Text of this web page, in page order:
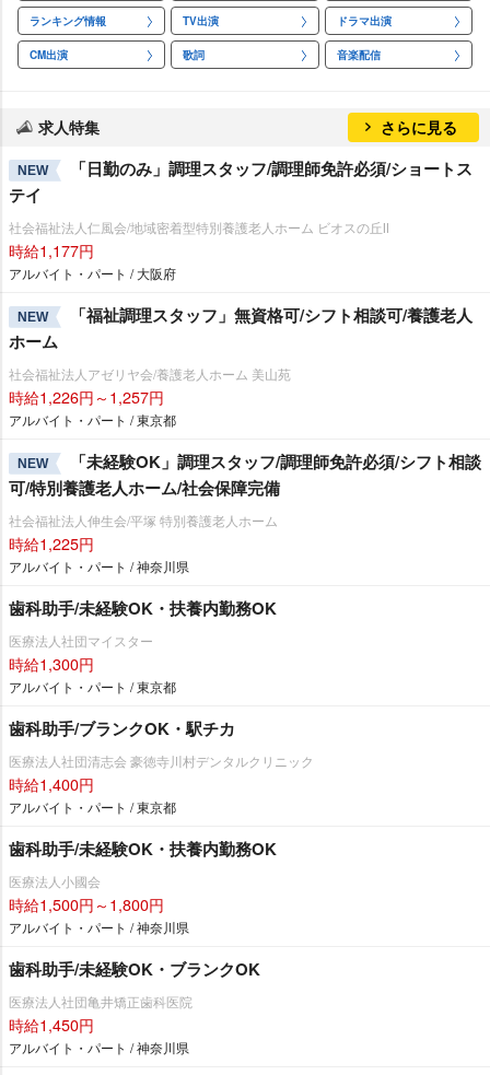
ランキング情報 TV出演 ドラマ出演
CM出演 歌詞 音楽配信
求人特集 さらに見る
NEW
「日勤のみ」調理スタッフ/調理師免許必須/ショートス
テイ
社会福祉法人仁風会/地域密着型特別養護老人ホーム ビオスの丘Ⅱ
時給1,177円
アルバイト・パート / 大阪府
NEW
「福祉調理スタッフ」無資格可/シフト相談可/養護老人
ホーム
社会福祉法人アゼリヤ会/養護老人ホーム 美山苑
時給1,226円～1,257円
アルバイト・パート / 東京都
NEW
「未経験OK」調理スタッフ/調理師免許必須/シフト相談
可/特別養護老人ホーム/社会保障完備
社会福祉法人伸生会/平塚 特別養護老人ホーム
時給1,225円
アルバイト・パート / 神奈川県
歯科助手/未経験OK・扶養内勤務OK
医療法人社団マイスター
時給1,300円
アルバイト・パート / 東京都
歯科助手/ブランクOK・駅チカ
医療法人社団清志会 豪徳寺川村デンタルクリニック
時給1,400円
アルバイト・パート / 東京都
歯科助手/未経験OK・扶養内勤務OK
医療法人小國会
時給1,500円～1,800円
アルバイト・パート / 神奈川県
歯科助手/未経験OK・ブランクOK
医療法人社団亀井矯正歯科医院
時給1,450円
アルバイト・パート / 神奈川県